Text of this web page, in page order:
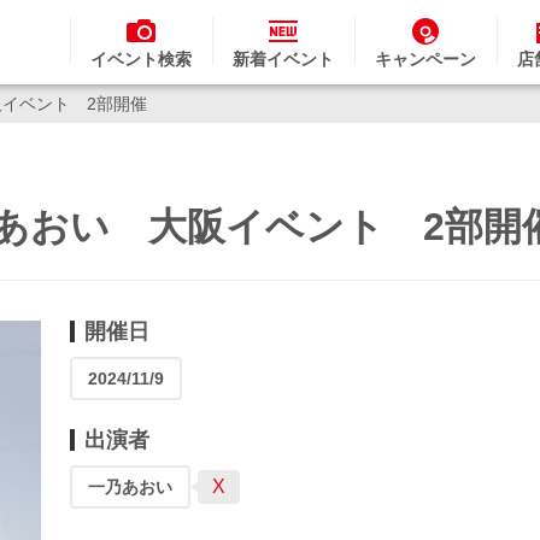
イベント検索 新着イベント キャンペーン 店
イベント 2部開催
あおい 大阪イベント 2部
開催日
2024/11/9
出演者
一乃あおい X